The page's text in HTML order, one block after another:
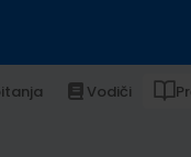
Vodiči